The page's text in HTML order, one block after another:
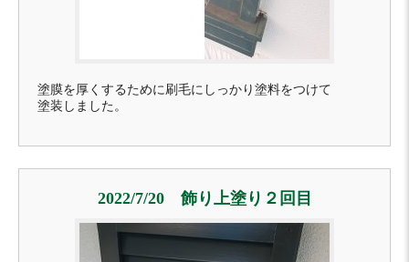
塗膜を厚くするために刷毛にしっかり塗料をつけて
塗装しました。
2022/7/20 飾り上塗り２回目